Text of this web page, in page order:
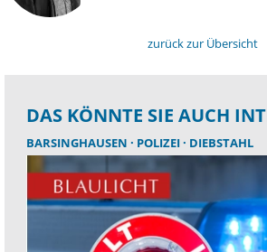
zurück zur Übersicht
DAS KÖNNTE SIE AUCH
BARSINGHAUSEN POLIZEI DIEBSTAHL